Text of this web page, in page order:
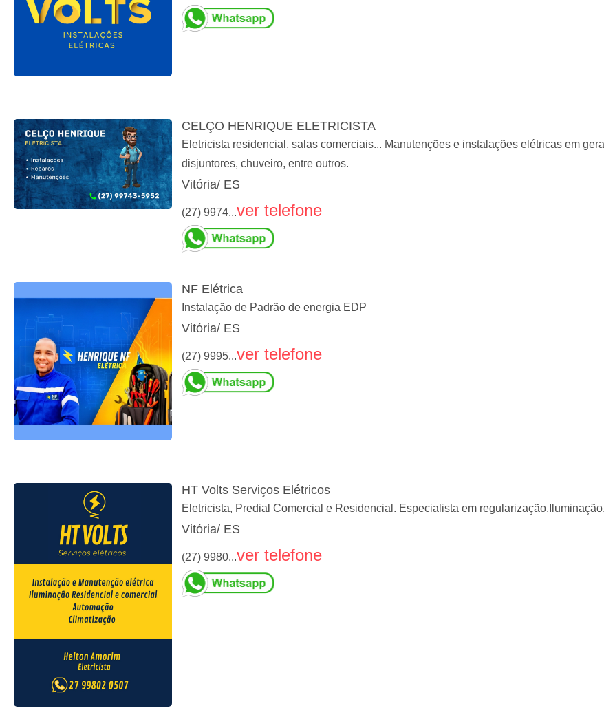
CELÇO HENRIQUE ELETRICISTA
Eletricista residencial, salas comerciais... Manutenções e instalações elétricas em
disjuntores, chuveiro, entre outros.
Vitória/ ES
(27) 9974...ver telefone
NF Elétrica
Instalação de Padrão de energia EDP
Vitória/ ES
(27) 9995...ver telefone
HT Volts Serviços Elétricos
Eletricista, Predial Comercial e Residencial. Especialista em
Vitória/ ES
(27) 9980...ver telefone